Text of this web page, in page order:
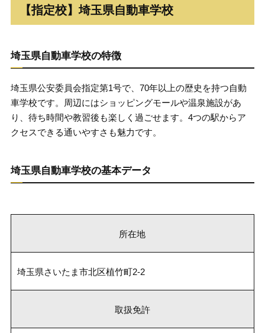
【指定校】埼玉県自動車学校
埼玉県自動車学校の特徴
埼玉県公安委員会指定第1号で、70年以上の歴史を持つ自動
車学校です。周辺にはショッピングモールや温泉施設があ
り、待ち時間や教習後も楽しく過ごせます。4つの駅からア
クセスできる通いやすさも魅力です。
埼玉県自動車学校の基本データ
所在地
埼玉県さいたま市北区植竹町2-2
取扱免許